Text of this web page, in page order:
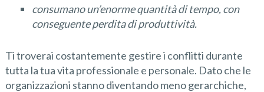
consumano un’enorme quantità di tempo, con
conseguente perdita di produttività.
Ti troverai costantemente gestire i conflitti durante
tutta la tua vita professionale e personale. Dato che le
organizzazioni stanno diventando meno gerarchiche,